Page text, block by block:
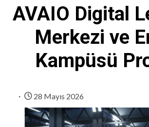
AVAIO Digital
Merkezi ve
Kampüsü
28 Mayıs 2026